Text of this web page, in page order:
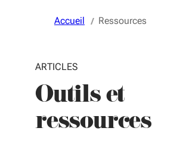
Accueil Ressources
ARTICLES
Outils et
ressources